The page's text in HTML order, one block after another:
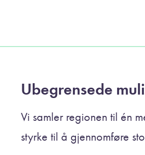
Ubegrensede
Vi samler regionen til én
styrke til å gjennomføre